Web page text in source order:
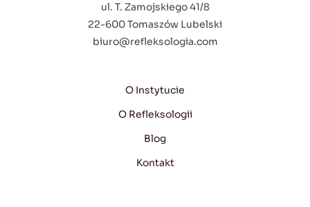
ul. T. Zamojskiego 41/8
22-600 Tomaszów Lubelski
biuro@refleksologia.com
O Instytucie
O Refleksologii
Blog
Kontakt